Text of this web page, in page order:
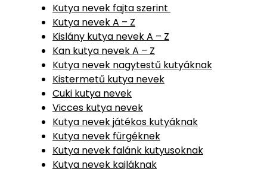
Kutya nevek fajta szerint
Kutya nevek A – Z
Kislány kutya nevek A – Z
Kan kutya nevek A – Z
Kutya nevek nagytestű kutyáknak
Kistermetű kutya nevek
Cuki kutya nevek
Vicces kutya nevek
Kutya nevek játékos kutyáknak
Kutya nevek fürgéknek
Kutya nevek falánk kutyusoknak
Kutya nevek kajláknak